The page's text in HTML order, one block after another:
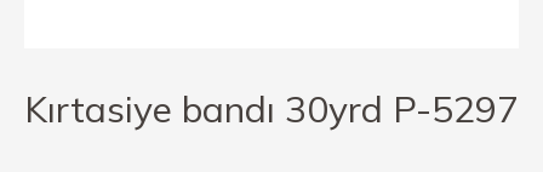
Kırtasiye bandı 30yrd P-5297